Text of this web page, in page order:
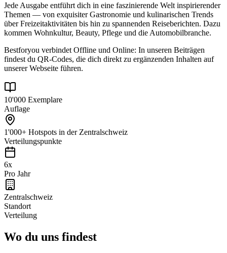
Jede Ausgabe entführt dich in eine faszinierende Welt inspirierender
Themen — von exquisiter Gastronomie und kulinarischen Trends
über Freizeitaktivitäten bis hin zu spannenden Reiseberichten. Dazu
kommen Wohnkultur, Beauty, Pflege und die Automobilbranche.
Bestforyou verbindet Offline und Online: In unseren Beiträgen
findest du QR-Codes, die dich direkt zu ergänzenden Inhalten auf
unserer Webseite führen.
10'000 Exemplare
Auflage
1'000+ Hotspots in der Zentralschweiz
Verteilungspunkte
6x
Pro Jahr
Zentralschweiz
Standort
Verteilung
Wo du uns findest